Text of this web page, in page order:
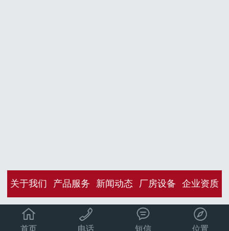
关于我们 产品服务 新闻动态 厂房设备 企业资质

首页

电话

短信

位置